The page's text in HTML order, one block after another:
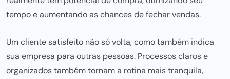
tempo e aumentando as chances de fechar vendas.
Um cliente satisfeito não só volta, como também indica
sua empresa para outras pessoas. Processos claros e
organizados também tornam a rotina mais tranquila,